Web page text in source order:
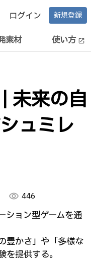
ログイン 新規登録
素材 使い方 open_in_new
未来の自
ュミレ
visibility 446
ション型ゲームを通
豊かさ」や「多様な
提供する。